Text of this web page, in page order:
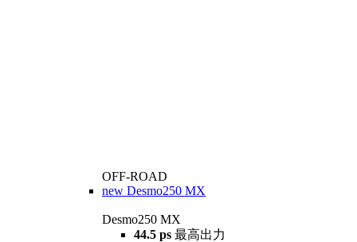
OFF-ROAD
new Desmo250 MX
Desmo250 MX
44.5 ps 最高出力